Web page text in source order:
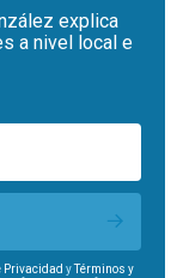
explica
a nivel local e
Privacidad yTérminos y